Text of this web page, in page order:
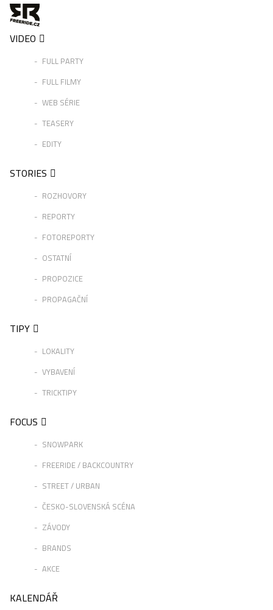
VIDEO
FULL PARTY
FULL FILMY
WEB SÉRIE
TEASERY
EDITY
STORIES
ROZHOVORY
REPORTY
FOTOREPORTY
OSTATNÍ
PROPOZICE
PROPAGAČNÍ
TIPY
LOKALITY
VYBAVENÍ
TRICKTIPY
FOCUS
SNOWPARK
FREERIDE / BACKCOUNTRY
STREET / URBAN
ČESKO-SLOVENSKÁ SCÉNA
ZÁVODY
BRANDS
AKCE
KALENDÁŘ